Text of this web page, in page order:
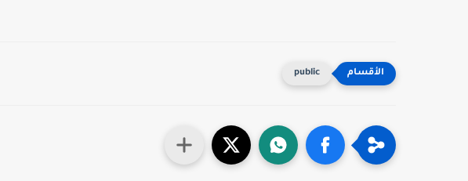
public